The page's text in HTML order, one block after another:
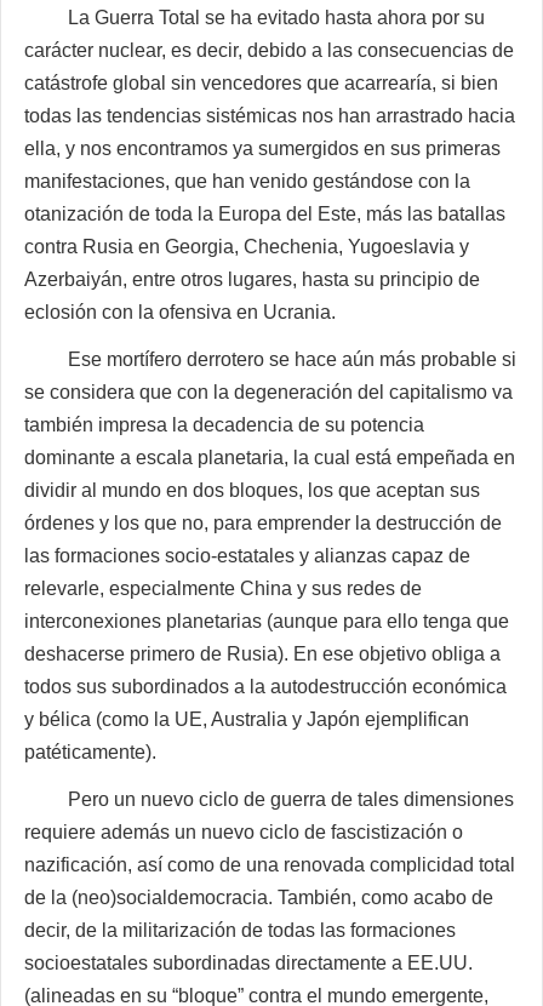
La Guerra Total se ha evitado hasta ahora por su
carácter nuclear, es decir, debido a las consecuencias de
catástrofe global sin vencedores que acarrearía, si bien
todas las tendencias sistémicas nos han arrastrado hacia
ella, y nos encontramos ya sumergidos en sus primeras
manifestaciones, que han venido gestándose con la
otanización de toda la Europa del Este, más las batallas
contra Rusia en Georgia, Chechenia, Yugoeslavia y
Azerbaiyán, entre otros lugares, hasta su principio de
eclosión con la ofensiva en Ucrania.
Ese mortífero derrotero se hace aún más probable si
se considera que con la degeneración del capitalismo va
también impresa la decadencia de su potencia
dominante a escala planetaria, la cual está empeñada en
dividir al mundo en dos bloques, los que aceptan sus
órdenes y los que no, para emprender la destrucción de
las formaciones socio-estatales y alianzas capaz de
relevarle, especialmente China y sus redes de
interconexiones planetarias (aunque para ello tenga que
deshacerse primero de Rusia). En ese objetivo obliga a
todos sus subordinados a la autodestrucción económica
y bélica (como la UE, Australia y Japón ejemplifican
patéticamente).
Pero un nuevo ciclo de guerra de tales dimensiones
requiere además un nuevo ciclo de fascistización o
nazificación, así como de una renovada complicidad total
de la (neo)socialdemocracia. También, como acabo de
decir, de la militarización de todas las formaciones
socioestatales subordinadas directamente a EE.UU.
(alineadas en su “bloque” contra el mundo emergente,